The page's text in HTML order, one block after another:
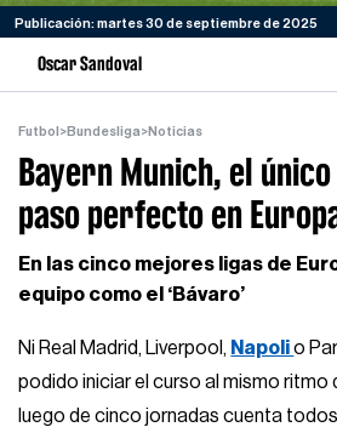
Publicación: martes 30 de septiembre de 2025
Oscar Sandoval
Futbol >Bundesliga>Noticias
Bayern Munich, el
paso perfecto en
En las cinco mejores ligas de
equipo como el ‘Bávaro’
Ni Real Madrid, Liverpool, Napolio
podido iniciar el curso al mismo ritmo
luego de cinco jornadas cuenta